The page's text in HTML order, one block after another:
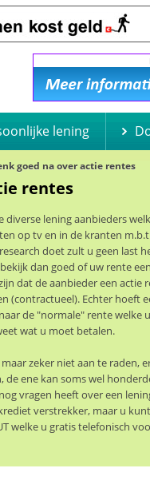
lening
goed na over actie rentes
rentes
diverse lening aanbieders
op tv en in de kranten
doet zult u geen last
dan goed of uw rente
dat de aanbieder een actie
(contractueel). Echter hoeft
de "normale" rente welke
wat u moet betalen.
zeker niet aan te raden,
de ene kan soms wel
vragen heeft over een
verstrekker, maar u
welke u gratis telefonisch